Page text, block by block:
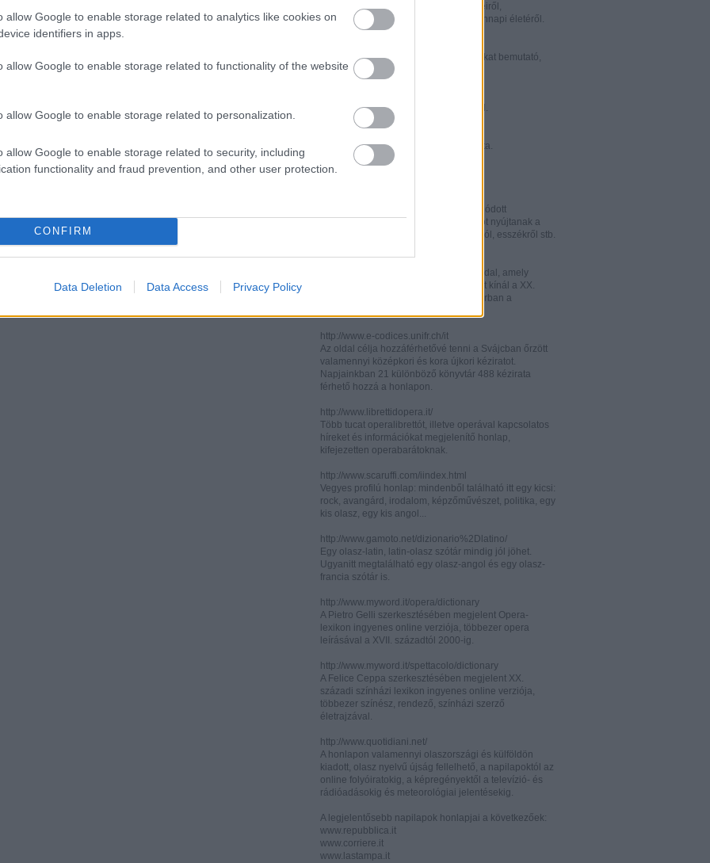
allow Google to enable storage related to analytics like cookies on
identifiers in apps.
allow Google to enable storage related to functionality of the website
allow Google to enable storage related to personalization.
allow Google to enable storage related to security, including
functionality and fraud prevention, and other user protection.
CONFIRM
Data Deletion Data Access Privacy Policy
tanszékek folyóiratairól, kiadott könyveiről,
publikációiról, ösztöndíjairól és mindennapi életéről.
Régi és ritka történelmi dokumentumokat bemutató,
érdekes és könnyen átlátható honlap.
Irodalmi és egyéb témákat kínáló oldal.
A rangos olasz folyóirat online változata.
http://www.italianistica.info/
Két, italianisztikai kutatásra specializálódott
információs portál - számos információt nyújtanak a
legújabb publikációkról, konferenciákról, esszékről stb.
http://digilander.libero.it/letteratura/
Könnyen áttkinthető irodalomkritikai oldal, amely
műelemzéseket és szerzői életrajzokat kínál a XX.
század elejéről. Célközönsége elsősorban a
http://www.e-codices.unifr.ch/it
Az oldal célja hozzáférhetővé tenni a Svájcban őrzött
valamennyi középkori és kora újkori kéziratot.
Napjainkban 21 különböző könyvtár 488 kézirata
férhető hozzá a honlapon.
http://www.librettidopera.it/
Több tucat operalibrettót, illetve operával kapcsolatos
híreket és információkat megjelenítő honlap,
kifejezetten operabarátoknak.
http://www.scaruffi.com/iindex.html
Vegyes profilú honlap: mindenből található itt egy kicsi:
rock, avangárd, irodalom, képzőművészet, politika, egy
kis olasz, egy kis angol...
http://www.gamoto.net/dizionario%2Dlatino/
Egy olasz-latin, latin-olasz szótár mindig jól jöhet.
Ugyanitt megtalálható egy olasz-angol és egy olasz-
francia szótár is.
http://www.myword.it/opera/dictionary
A Pietro Gelli szerkesztésében megjelent Opera-
lexikon ingyenes online verziója, többezer opera
leírásával a XVII. századtól 2000-ig.
http://www.myword.it/spettacolo/dictionary
A Felice Ceppa szerkesztésében megjelent XX.
századi színházi lexikon ingyenes online verziója,
többezer színész, rendező, színházi szerző
életrajzával.
http://www.quotidiani.net/
A honlapon valamennyi olaszországi és külföldön
kiadott, olasz nyelvű újság fellelhető, a napilapoktól az
online folyóiratokig, a képregényektől a televízió- és
rádióadásokig és meteorológiai jelentésekig.
A legjelentősebb napilapok honlapjai a következőek:
www.repubblica.it
www.corriere.it
www.lastampa.it